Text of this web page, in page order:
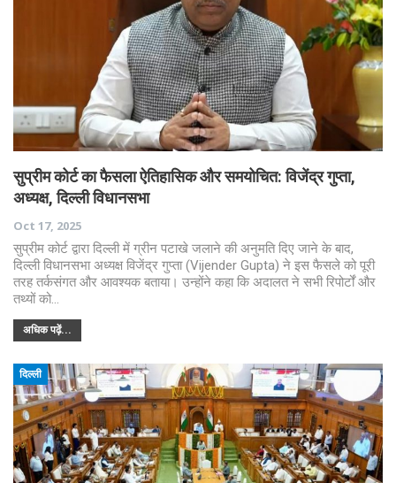
सुप्रीम कोर्ट का फैसला ऐतिहासिक और समयोचित: विजेंद्र गुप्ता,
अध्यक्ष, दिल्ली विधानसभा
Oct 17, 2025
सुप्रीम कोर्ट द्वारा दिल्ली में ग्रीन पटाखे जलाने की अनुमति दिए जाने के बाद,
दिल्ली विधानसभा अध्यक्ष विजेंद्र गुप्ता (Vijender Gupta) ने इस फैसले को पूरी
तरह तर्कसंगत और आवश्यक बताया। उन्होंने कहा कि अदालत ने सभी रिपोर्टों और
तथ्यों को…
अधिक पढ़ें...
दिल्ली